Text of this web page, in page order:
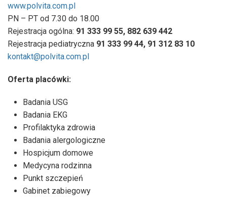
www.polvita.com.pl
PN – PT od 7.30 do 18.00
Rejestracja ogólna: 91 333 99 55, 882 639 442
Rejestracja pediatryczna 91 333 99 44, 91 312 83 10
kontakt@polvita.com.pl
Oferta placówki:
Badania USG
Badania EKG
Profilaktyka zdrowia
Badania alergologiczne
Hospicjum domowe
Medycyna rodzinna
Punkt szczepień
Gabinet zabiegowy